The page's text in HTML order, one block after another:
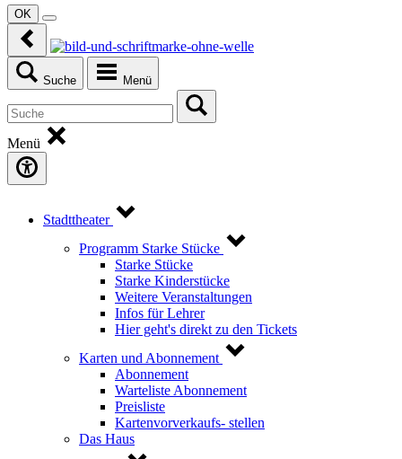
OK
Suche Menü
Menü
Stadttheater
Programm Starke Stücke
Starke Stücke
Starke Kinderstücke
Weitere Veranstaltungen
Infos für Lehrer
Hier geht's direkt zu den Tickets
Karten und Abonnement
Abonnement
Warteliste Abonnement
Preisliste
Kartenvorverkaufs- stellen
Das Haus